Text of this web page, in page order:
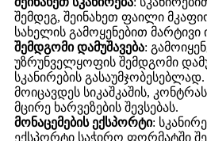
შემდეგ, შეინახეთ ფაილი
სახელის გამოყენებით მარტივი
შემდგომი დამუშავება:
უზრუნველყოფის შემდგომი
სკანირების
მოიცავდეს სიკაშკაშის,
მცირე ხარვეზების შევსებას.
მონაცემების ექსპორტი:
ექსპორტი საჭირო ფორმატში